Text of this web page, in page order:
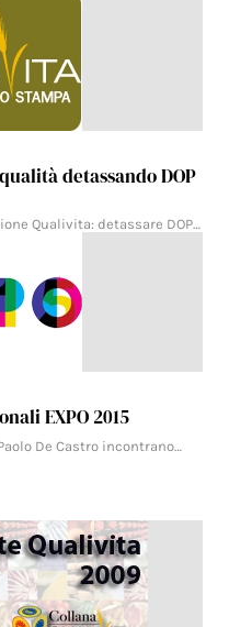
detassando DOP
Qualivita: detassare DOP…
EXPO 2015
De Castro incontrano…